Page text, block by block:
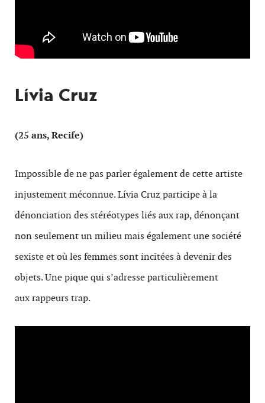
Lívia Cruz
(25 ans, Recife)
Impossible de ne pas parler également de cette artiste
injustement méconnue. Lívia Cruz participe à la
dénonciation des stéréotypes liés aux rap, dénonçant
non seulement un milieu mais également une société
sexiste et où les femmes sont incitées à devenir des
objets. Une pique qui s’adresse particulièrement
aux rappeurs trap.